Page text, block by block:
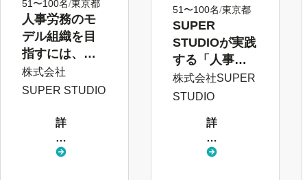
ト
51〜100名 東京都
人事労務のモ
デル組織を目
指すには、
データを蓄積
できる「人事
要だった。
株式会社
SUPER STUDIO
詳
し
く
ト
51〜100名 東京都
SUPER
STUDIOが実践
する「人事情
報の一元管
理」を徹底解
株式会社SUPER
STUDIO
詳
し
く